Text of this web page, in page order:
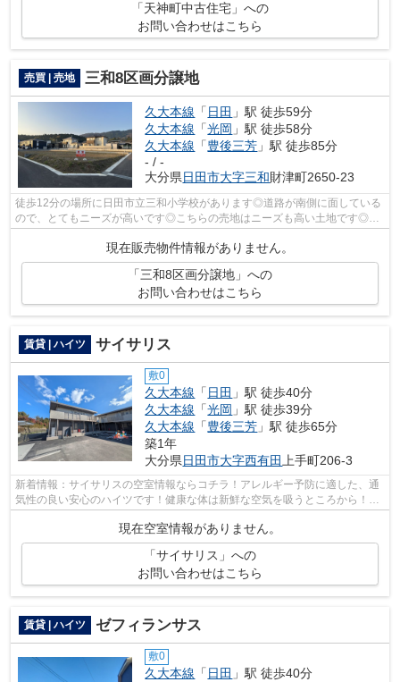
「天神町中古住宅」への
お問い合わせはこちら
売買 | 売地 三和8区画分譲地
久大本線 「 日田 」駅 徒歩59分
久大本線 「光岡 」駅 徒歩58分
久大本線 「豊後三芳 」駅 徒歩85分
- / -
大分県日田市大字三和財津町2650-23
徒歩12分の場所に日田市立三和小学校があります◎道路が南側に面している
ので、とてもニーズが高いです◎こちらの売地はニーズも高い土地です◎土
現在販売物件情報がありません。
「三和8区画分譲地」への
お問い合わせはこちら
賃貸 | ハイツ サイサリス
敷0
久大本線 「日田 」駅 徒歩40分
久大本線 「光岡 」駅 徒歩39分
久大本線 「豊後三芳 」駅 徒歩65分
築1年
大分県日田市大字西有田 上手町206-3
新着情報：サイサリスの空室情報ならコチラ！アレルギー予防に適した、通
気性の良い安心のハイツです！健康な体は新鮮な空気を吸うところから！場
所が平坦なのは、ランニングをする上...
現在空室情報がありません。
「サイサリス」への
お問い合わせはこちら
賃貸 | ハイツ ゼフィランサス
敷0
久大本線 「 日田 」駅 徒歩40分